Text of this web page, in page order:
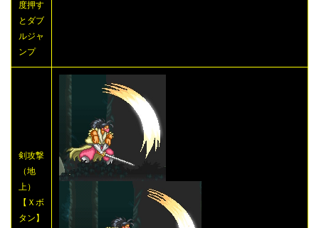
度押す
とダブ
ルジャ
ンプ
剣攻撃
（地
上）
【Ｘボ
タン】